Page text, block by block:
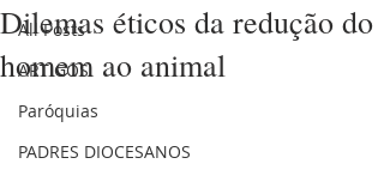
All Posts
ARTIGOS
Paróquias
PADRES DIOCESANOS
Dilemas éticos da redução do
homem ao animal